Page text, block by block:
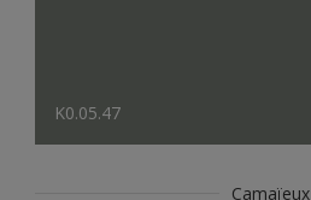
K0.05.47
Camaïeux